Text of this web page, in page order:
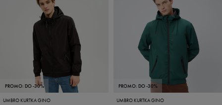
PROMO: DO -30%
UMBRO KURTKA GINO
PROMO: DO -30%
UMBRO KURTKA GINO